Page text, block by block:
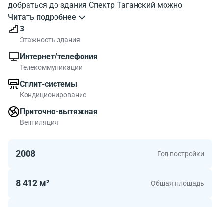
добраться до здания Спектр Таганский можно
пешком приблизительно за 5 минут. Этажность
здания - 3 этажа. Можно воспользоваться парковкой.
Посмотрите фото бизнес-центра Spektr Taganskij. На
карте города отображено месторасположение
строения. Спектр Таганский находится в районе с
Всего в здании 8412 квадратных метров
коммерческих помещений. Площади офисов от 402.00
до 570.00 м2. Офисные помещения в данном БЦ -
Читать подробнее
3
Этажность здания
Интернет/телефония
Телекоммуникации
Сплит-системы
Кондиционирование
Приточно-вытяжная
Вентиляция
2008 Год постройки
8 412 м² Общая площадь